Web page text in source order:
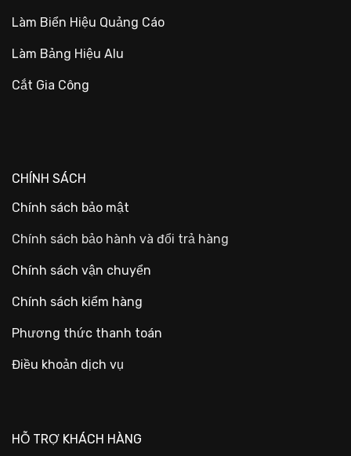
Làm Biển Hiệu Quảng Cáo
Làm Bảng Hiệu Alu
Cắt Gia Công
CHÍNH SÁCH
Chính sách bảo mật
Chính sách bảo hành và đổi trả hàng
Chính sách vận chuyển
Chính sách kiểm hàng
Phương thức thanh toán
Điều khoản dịch vụ
HỖ TRỢ KHÁCH HÀNG